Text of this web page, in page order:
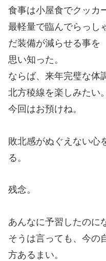
食事は小屋食でクッカ
最軽量で臨んでらっし
だ装備が減らせる事を
思い知った。
ならば、来年完璧な体
北方稜線を楽しみたい。
今回はお預けね。
敗北感がぬぐえない心
る。
残念。
あんなに予習したのに
そうは言っても、今の
方あるまい。